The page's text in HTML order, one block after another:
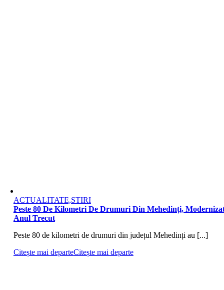
ACTUALITATE,STIRI
Peste 80 De Kilometri De Drumuri Din Mehedinți,
Anul Trecut
Peste 80 de kilometri de drumuri din județul Mehedinți au [...]
Citește mai departeCitește mai departe